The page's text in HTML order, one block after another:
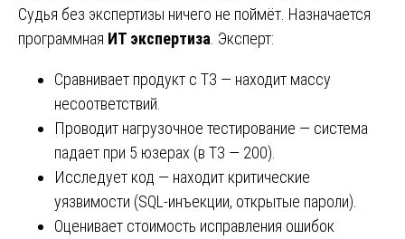
Судья без экспертизы ничего не поймёт. Назначается
программная ИТ экспертиза . Эксперт:
Сравнивает продукт с ТЗ — находит массу
несоответствий.
Проводит нагрузочное тестирование — система
падает при 5 юзерах (в ТЗ — 200).
Исследует код — находит критические
уязвимости (SQL-инъекции, открытые пароли).
Оценивает стоимость исправления ошибок